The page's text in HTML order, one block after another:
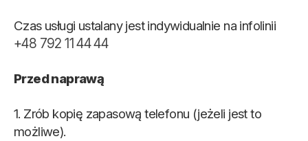
Czas usługi ustalany jest indywidualnie na infolinii
+48 792 11 44 44
Przed naprawą
1. Zrób kopię zapasową telefonu (jeżeli jest to
możliwe).